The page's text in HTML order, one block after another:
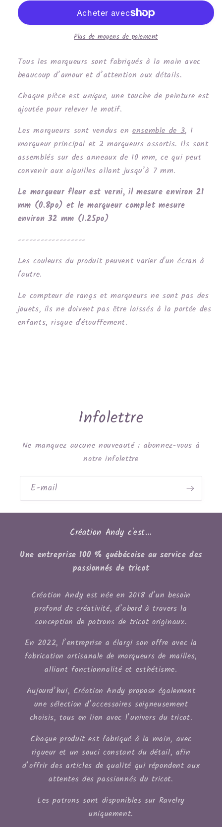
orangé
Plus de moyens de paiement
Tous les marqueurs sont fabriqués à la main avec
beaucoup d’amour et d’attention aux détails.
Chaque pièce estunique, une touche de peinture est
ajoutée pour relever le motif.
Les marqueurs sont vendus enensemble de 3, 1
marqueur principal et 2 marqueurs assortis. Ils sont
assemblés sur des anneaux de 10 mm, ce qui peut
convenir aux aiguilles allant jusqu’à 7 mm.
Le marqueur fleur est verni, il mesure environ 21
mm (0.8po) et le marqueur complet mesure
environ 32 mm (1.25po)
------------------
Les couleurs du produit peuvent varier d'un écran à
l'autre.
Le compteur de rangs et marqueurs ne sont pas des
jouets, ils ne doivent pas être laissés à la portée des
enfants, risque d'étouffement.
Infolettre
Ne manquez aucune nouveauté : abonnez-vous à
notre infolettre
E-mail
Création Andy c'est...
Une entreprise 100 % québécoise au service des
passionnés de tricot
Création Andy est née en 2018 d’un besoin
profond de créativité, d’abord à travers la
conception de patrons de tricot originaux.
En 2022, l’entreprise a élargi son offre avec la
fabrication artisanale de marqueurs de mailles,
alliant fonctionnalité et esthétisme.
Aujourd’hui, Création Andy propose également
une sélection d’accessoires soigneusement
choisis, tous en lien avec l’univers du tricot.
Chaque produit est fabriqué à la main, avec
rigueur et un souci constant du détail, afin
d’offrir des articles de qualité qui répondent aux
attentes des passionnés du tricot.
Les patrons sont disponibles sur Ravelry
uniquement.